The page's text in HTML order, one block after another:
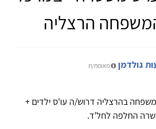
הרצליה
גולדמן מאומת/ת
בהרצליה דרוש/ה עו'ס ילדים +